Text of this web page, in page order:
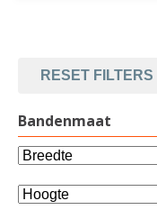
RESET FILTERS
Bandenmaat